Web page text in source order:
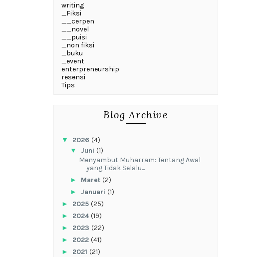
writing
_Fiksi
__cerpen
__novel
__puisi
_non fiksi
_buku
_event
enterpreneurship
resensi
Tips
Blog Archive
▼ 2026 (4)
▼ Juni (1)
Menyambut Muharram: Tentang Awal
yang Tidak Selalu...
► Maret (2)
► Januari (1)
► 2025 (25)
► 2024(19)
► 2023 (22)
► 2022 (41)
► 2021 (21)